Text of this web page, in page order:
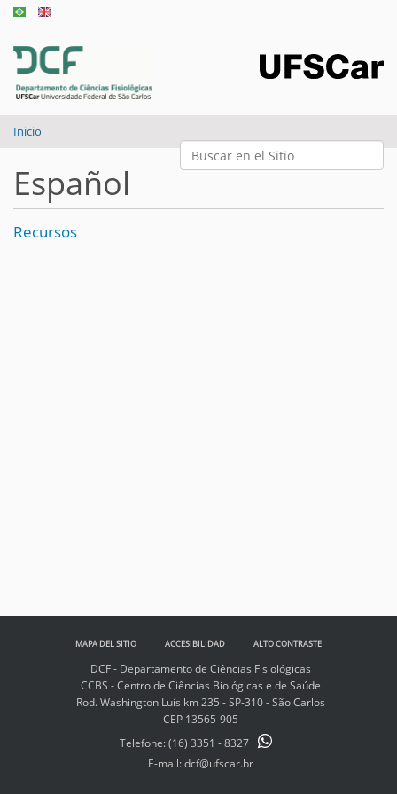
Buscar
Inicio
Español
Recursos
MAPA DEL SITIO ACCESIBILIDAD ALTO CONTRASTE
DCF - Departamento de Ciências Fisiológicas
CCBS - Centro de Ciências Biológicas e de Saúde
Rod. Washington Luís km 235 - SP-310 - São Carlos
CEP 13565-905
Telefone:(16) 3351 - 8327
E-mail: dcf@ufscar.br